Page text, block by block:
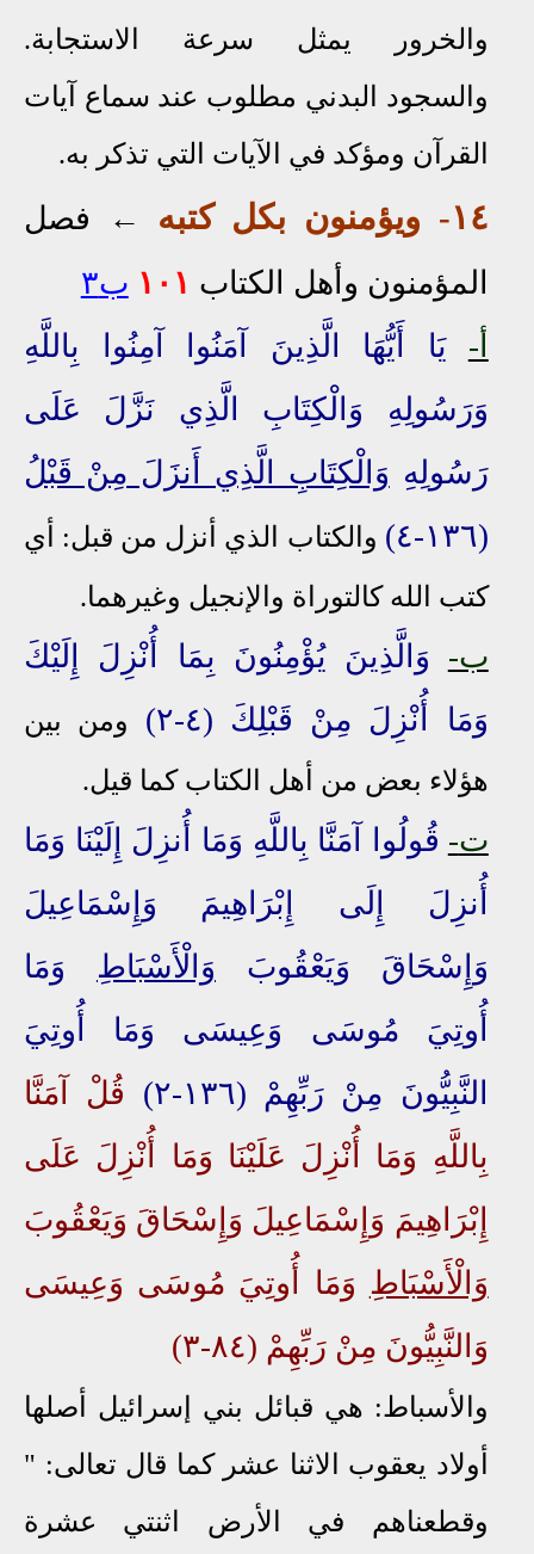
والخرور يمثل سرعة الاستجابة.
والسجود البدني مطلوب عند سماع آيات
القرآن ومؤكد في الآيات التي تذكر به.
١٤- ويؤمنون بكلكتبه ←
فصل
لمؤمنون وأهل الكتاب ١٠١ ب٣
أ-
يَا أَيُّهَا الَّذِينَ آمَنُوا آمِنُوا بِاللَّهِ
وَرَسُولِهِ وَالْكِتَابِ الَّذِي نَزَّلَ عَلَى
رَسُولِهِ وَالْكِتَابِ الَّذِي أَنزَلَ مِنْ قَبْلُ
(١٣٦-٤)
والكتاب الذي أنزل من قبل: أي
كتب الله كالتوراة والإنجيل وغيرهما.
ب- وَالَّذِينَ يُؤْمِنُونَ بِمَا أُنْزِلَ إِلَيْكَ
وَمَا أُنْزِلَ مِنْ قَبْلِكَ (٤-٢)
ومن بين
هؤلاء بعض من أهل الكتاب كما قيل.
ت- قُولُوا آ مَنَّا بِاللَّهِ وَمَا أُنزِلَ إِلَيْنَا وَمَا
أُنزِلَ
إِلَى إِبْرَاهِيمَ وَإِسْمَاعِيلَ
وَإِسْحَاقَ وَيَعْقُوبَ وَالْأَسْبَاطِ وَمَا
أُوتِيَ مُوسَى وَعِيسَى وَمَا أُوتِيَ
النَّبِيُّونَ مِنْ رَبِّهِمْ (١٣٦-٢)
قُلْ آمَنَّا
بِاللَّهِ وَمَا أُنْزِلَ عَلَيْنَا وَمَا أُنْزِلَ عَلَى
إِبْرَاهِيمَ وَإِسْمَاعِيلَ وَإِسْحَاقَ وَيَعْقُوبَ
وَالْأَسْبَاطِ وَمَا أُوتِيَ مُوسَى وَعِيسَى
وَالنَّبِيُّونَ مِنْ رَبِّهِمْ (٨٤-٣)
والأسباط: هي قبائل بني إسرائيل أصلها
أولاد يعقوب الاثنا عشر كما قال تعالى: "
وقطعناهم في الأرض اثنتي عشرة